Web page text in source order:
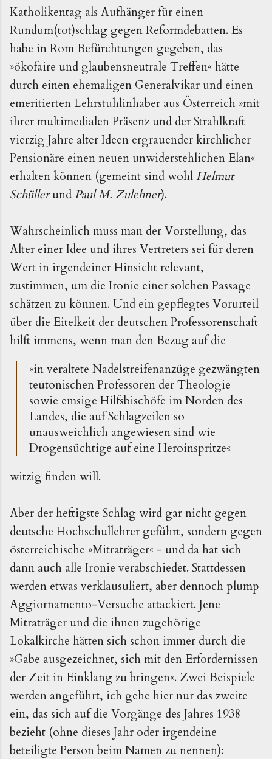
Katholikentag als Aufhänger für einen
Rundum(tot)schlag gegen Reformdebatten. Es
habe in Rom Befürchtungen gegeben, das
»ökofaire und glaubensneutrale Treffen« hätte
durch einen ehemaligen Generalvikar und einen
emeritierten Lehrstuhlinhaber aus Österreich »mit
ihrer multimedialen Präsenz und der Strahlkraft
vierzig Jahre alter Ideen ergrauender kirchlicher
Pensionäre einen neuen unwiderstehlichen Elan«
erhalten können (gemeint sind wohlHelmut
Schüllerund Paul M. Zulehner).
Wahrscheinlich muss man der Vorstellung, das
Alter einer Idee und ihres Vertreters sei für deren
Wert in irgendeiner Hinsicht relevant,
zustimmen, um die Ironie einer solchen Passage
schätzen zu können. Und ein gepflegtes Vorurteil
über die Eitelkeit der deutschen Professorenschaft
hilft immens, wenn man den Bezug auf die
»in veraltete Nadelstreifenanzüge gezwängten
teutonischen Professoren der Theologie
sowie emsige Hilfsbischöfe im Norden des
Landes, die auf Schlagzeilen so
unausweichlich angewiesen sind wie
Drogensüchtige auf eine Heroinspritze«
witzig finden will.
Aber der heftigste Schlag wird gar nicht gegen
deutsche Hochschullehrer geführt, sondern gegen
österreichische »Mitraträger« - und da hat sich
dann auch alle Ironie verabschiedet. Stattdessen
werden etwas verklausuliert, aber dennoch plump
Aggiornamento-Versuche attackiert. Jene
Mitraträger und die ihnen zugehörige
Lokalkirche hätten sich schon immer durch die
»Gabe ausgezeichnet, sich mit den Erfordernissen
der Zeit in Einklang zu bringen«. Zwei Beispiele
werden angeführt, ich gehe hier nur das zweite
ein, das sich auf die Vorgänge des Jahres 1938
bezieht (ohne dieses Jahr oder irgendeine
beteiligte Person beim Namen zu nennen):